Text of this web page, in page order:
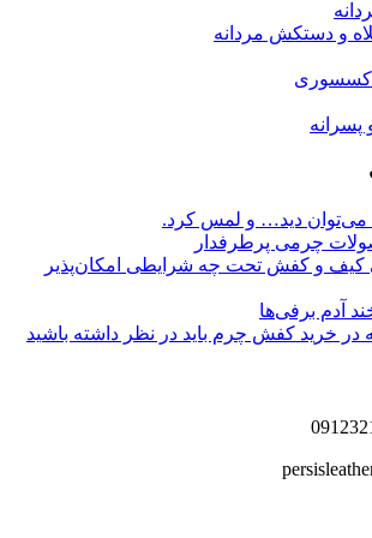
مردانه
و لمس کرد.
پرطرفدار
تحت چه شرایطی امکان‌پذیر
چرم باید در نظر داشته باشید